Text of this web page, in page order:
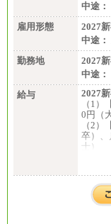
中途：
雇用形態
2027新
中途：
勤務地
2027新
中途：
給与
2027新
（1
0円（
（2
卒）、
士）
いませ
※一
金額
たし